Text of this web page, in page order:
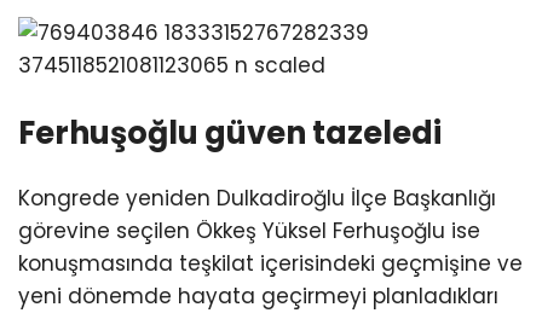
Ferhuşoğlu güven tazeledi
Kongrede yeniden Dulkadiroğlu İlçe Başkanlığı
görevine seçilen Ökkeş Yüksel Ferhuşoğlu ise
konuşmasında teşkilat içerisindeki geçmişine ve
yeni dönemde hayata geçirmeyi planladıkları